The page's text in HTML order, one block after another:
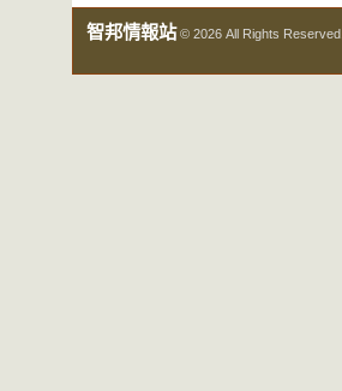
智邦情報站© 2026 All Rights Reserved.